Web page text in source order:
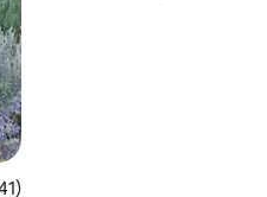
média de 4,9 em 5